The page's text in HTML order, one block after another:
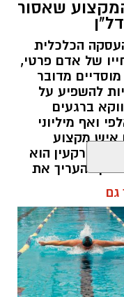
שאסור
הכלכלית
של אדם פרטי,
מדובר
להשפיע על
ברגעים
ואף מיליוני
איש מקצוע
מקרקעין הוא
חוק להעריך את
שמעניק לכם את
שקולותגם